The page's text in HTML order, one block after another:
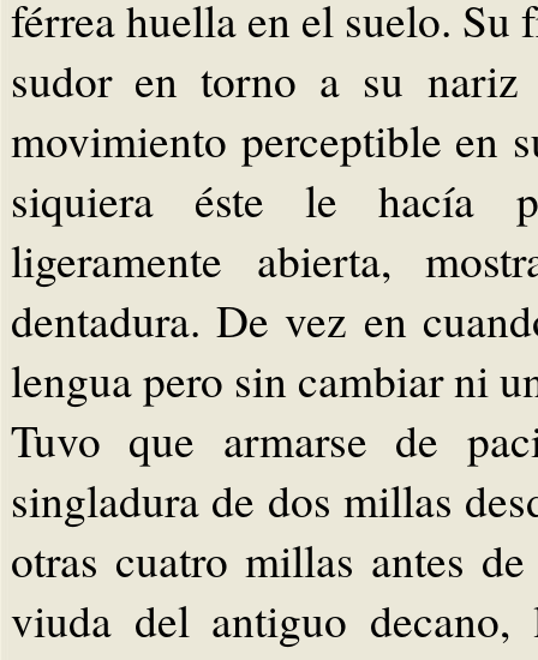
férrea huella en el suelo. Su
sudor en torno a su
movimiento perceptible en
siquiera éste le hacía
ligeramente abierta,
dentadura. De vez en
lengua pero sin cambiar ni
Tuvo que armarse de
singladura de dos millas
otras cuatro millas antes
viuda del antiguo